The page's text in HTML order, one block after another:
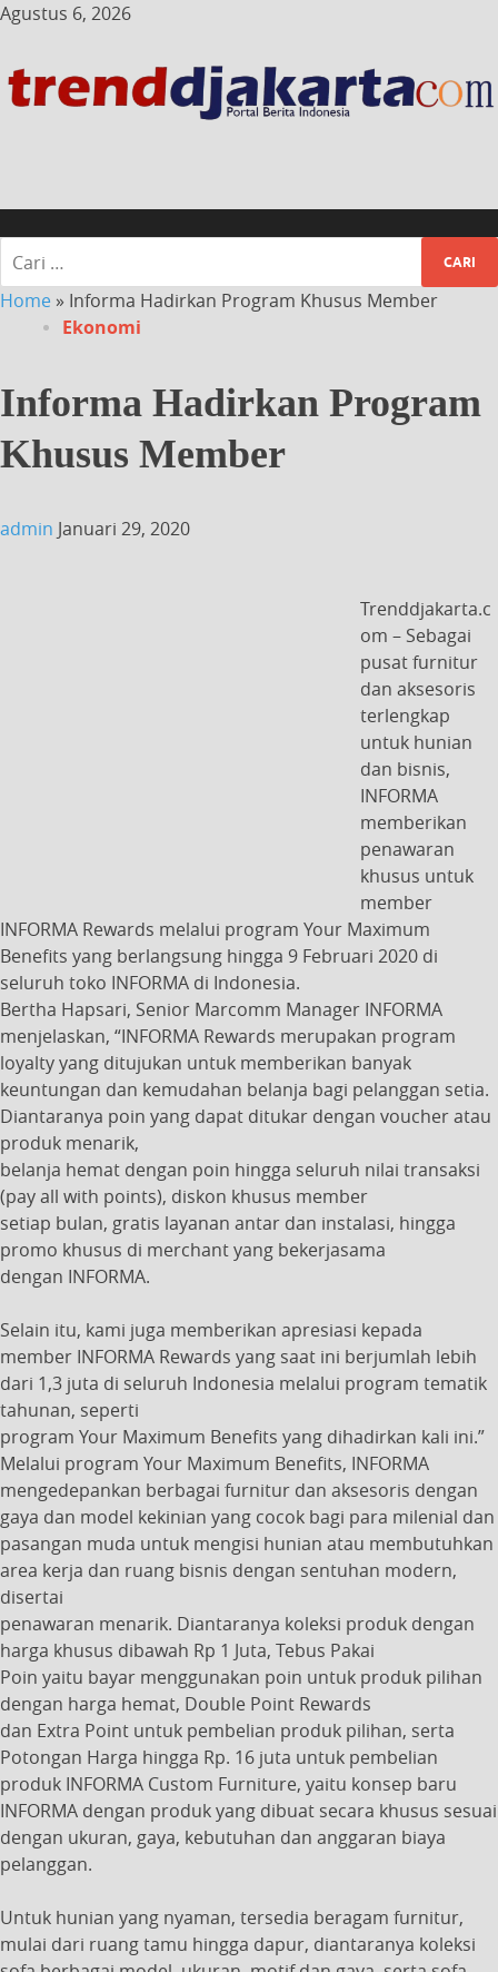
Agustus 6, 2026
Home » Informa Hadirkan Program Khusus Member
Ekonomi
Informa Hadirkan Program
Khusus Member
admin Januari 29, 2020
Trenddjakarta.c
om – Sebagai
pusat furnitur
dan aksesoris
terlengkap
untuk hunian
dan bisnis,
INFORMA
memberikan
penawaran
khusus untuk
member
INFORMA Rewards melalui program Your Maximum
Benefits yang berlangsung hingga 9 Februari 2020 di
seluruh toko INFORMA di Indonesia.
Bertha Hapsari, Senior Marcomm Manager INFORMA
menjelaskan, “INFORMA Rewards merupakan program
loyalty yang ditujukan untuk memberikan banyak
keuntungan dan kemudahan belanja bagi pelanggan setia.
Diantaranya poin yang dapat ditukar dengan voucher atau
produk menarik,
belanja hemat dengan poin hingga seluruh nilai transaksi
(pay all with points), diskon khusus member
setiap bulan, gratis layanan antar dan instalasi, hingga
promo khusus di merchant yang bekerjasama
dengan INFORMA.
Selain itu, kami juga memberikan apresiasi kepada
member INFORMA Rewards yang saat ini berjumlah lebih
dari 1,3 juta di seluruh Indonesia melalui program tematik
tahunan, seperti
program Your Maximum Benefits yang dihadirkan kali ini.”
Melalui program Your Maximum Benefits, INFORMA
mengedepankan berbagai furnitur dan aksesoris dengan
gaya dan model kekinian yang cocok bagi para milenial dan
pasangan muda untuk mengisi hunian atau membutuhkan
area kerja dan ruang bisnis dengan sentuhan modern,
disertai
penawaran menarik. Diantaranya koleksi produk dengan
harga khusus dibawah Rp 1 Juta, Tebus Pakai
Poin yaitu bayar menggunakan poin untuk produk pilihan
dengan harga hemat, Double Point Rewards
dan Extra Point untuk pembelian produk pilihan, serta
Potongan Harga hingga Rp. 16 juta untuk pembelian
produk INFORMA Custom Furniture, yaitu konsep baru
INFORMA dengan produk yang dibuat secara khusus sesuai
dengan ukuran, gaya, kebutuhan dan anggaran biaya
pelanggan.
Untuk hunian yang nyaman, tersedia beragam furnitur,
mulai dari ruang tamu hingga dapur, diantaranya koleksi